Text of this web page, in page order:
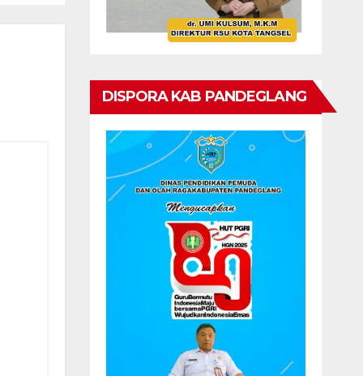
DISPORA KAB PANDEGLANG